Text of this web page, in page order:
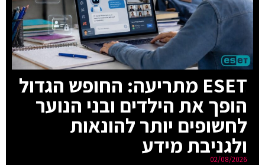
ESET מתריעה: החופש הגדול
הופך את הילדים ובני הנוער
לחשופים יותר להונאות
ולגניבת מידע
02/08/2026